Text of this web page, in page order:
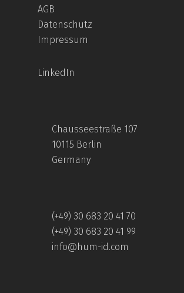
AGB
Datenschutz
Impressum
LinkedIn
Chausseestraße 107
10115 Berlin
Germany
(+49) 30 683 20 41 70
(+49) 30 683 20 41 99
info@hum-id.com